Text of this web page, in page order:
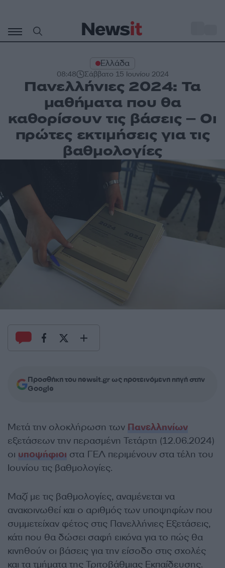
περιεχόμενο
Ελλάδα
08:48 Σάββατο 15 Ιουνίου 2024
Πανελλήνιες 2024: Τα
μαθήματα που θα
καθορίσουν τις βάσεις – Οι
πρώτες εκτιμήσεις για τις
βαθμολογίες
Προσθήκη του newsit.gr ως προτεινόμενη πηγή στην
Google
Μετά την ολοκλήρωση των Πανελληνίων
εξετάσεων την περασμένη Τετάρτη (12.06.2024)
οι υποψήφιοι στα ΓΕΛ περιμένουν στα τέλη του
Ιουνίου τις βαθμολογίες.
Μαζί με τις βαθμολογίες, αναμένεται να
ανακοινωθεί και ο αριθμός των υποψηφίων που
συμμετείχαν φέτος στις Πανελλήνιες Εξετάσεις,
κάτι που θα δώσει σαφή εικόνα για το πώς θα
κινηθούν οι βάσεις για την είσοδο στις σχολές
και τα τμήματα της Τριτοβάθμιας Εκπαίδευσης.